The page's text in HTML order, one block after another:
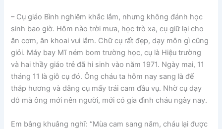
– Cụ giáo Bình nghiêm khắc lắm, nhưng không đánh học
sinh bao giờ. Hôm nào trời mưa, học trò xa, cụ giữ lại cho
ăn cơm, ăn khoai vui lắm. Chữ cụ rất đẹp, dạy môn gì cũng
giỏi. Máy bay Mĩ ném bom trường học, cụ là Hiệu trường
và hai thầy giáo trẻ đã hi sinh vào năm 1971. Ngày mai, 11
tháng 11 là giỗ cụ đó. Ông cháu ta hôm nay sang là để
thắp hương và dâng cụ mấy trái cam đầu vụ. Nhờ cụ dạy
dỗ mà ông mới nên người, mới có gia đình cháu ngày nay.
Em bâng khuâng nghĩ: “Mùa cam sang năm, cháu lại được